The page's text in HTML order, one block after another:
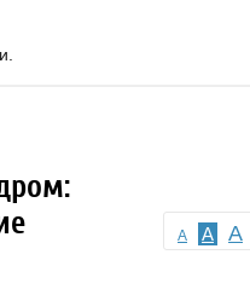
A A A